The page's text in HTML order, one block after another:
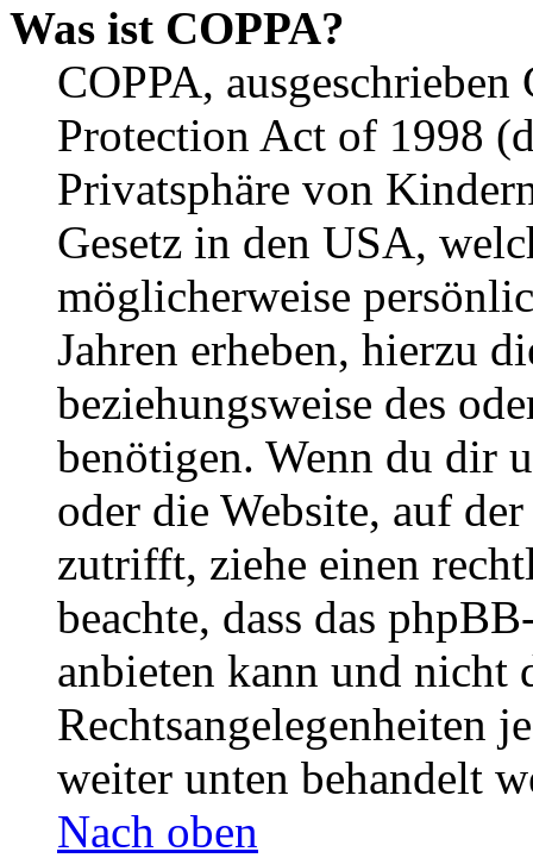
Was ist COPPA?
COPPA,
Protection Act of 1998
Privatsphäre von
Gesetz in den USA,
möglicherweise
Jahren erheben, hierzu
beziehungsweise des
benötigen. Wenn du dir
oder die Website, auf
zutrifft, ziehe einen
beachte, dass das
anbieten kann und nicht
Rechtsangelegenheiten
weiter unten behandelt
Nach oben